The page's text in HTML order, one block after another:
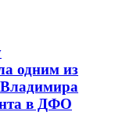
одним из
в ДФО